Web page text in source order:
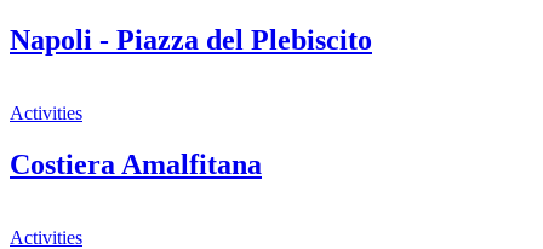
Napoli - Piazza del Plebiscito
Activities
Costiera Amalfitana
Activities